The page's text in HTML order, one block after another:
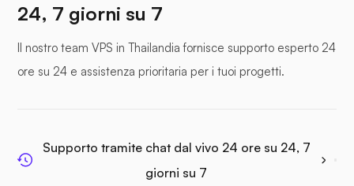
24, 7 giorni su 7
Il nostro team VPS in Thailandia fornisce supporto esperto 24
ore su 24 e assistenza prioritaria per i tuoi progetti.
Supporto tramite chat dal vivo 24 ore su 24, 7
giorni su 7